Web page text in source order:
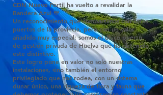
CDN Nuevo Portil ha vuelto a revalidar la
Bandera Azul 💙
Un reconocimiento que compartimos con otros
puertos de la provincia, pero con un valor
añadido muy especial: somos el único puerto
de gestión privada de Huelva que ha obtenido
este distintivo.
Este logro pone en valor no solo nuestras
instalaciones, sino también el entorno
privilegiado que nos rodea, con un sistema
dunar único, una riqueza de flora y fauna que